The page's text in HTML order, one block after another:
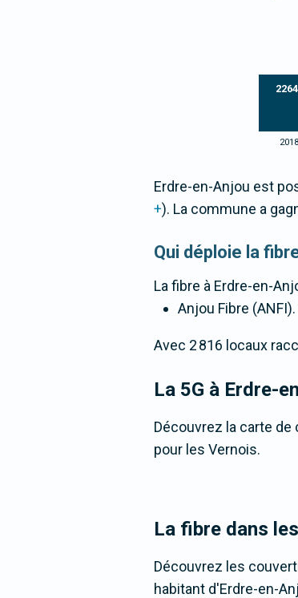
2264
2018
Erdre-en-Anjou est
+). La commune a
Qui déploie la
La fibre à Erdre-en-
Anjou Fibre
Avec 2 816 locaux
La 5G à Erdre-
Découvrez la carte
pour les Vernois.
La fibre dans
Découvrez les
habitant d'Erdre-en-